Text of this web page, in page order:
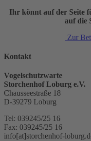
Ihr könnt auf der Seite
auf die
Zur
Kontakt
Vogelschutzwarte
Storchenhof Loburg e.V.
Chausseestraße 18
D-39279 Loburg
Tel: 039245/25 16
Fax: 039245/25 16
info[at]storchenhof-